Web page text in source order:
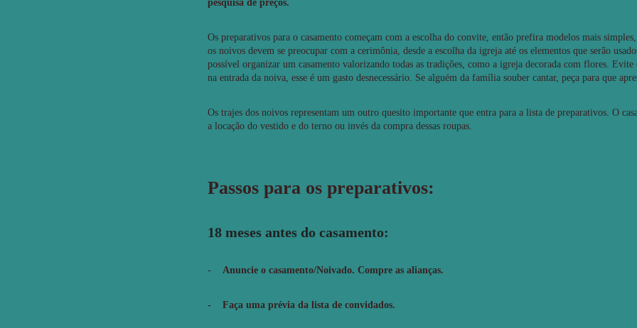
pesquisa de preços.
Os preparativos para o casamento começam com a escolha do convite, então prefira modelos mais
os noivos devem se preocupar com a cerimônia, desde a escolha da igreja até os elementos que serão
possível organizar um casamento valorizando todas as tradições, como a igreja decorada com flores. Evite
na entrada da noiva, esse é um gasto desnecessário. Se alguém da família souber cantar, peça para que
Os trajes dos noivos representam um outro quesito importante que entra para a lista de preparativos. O
a locação do vestido e do terno ou invés da compra dessas roupas.
Passos para os preparativos:
18 meses antes do casamento:
- Anuncie o casamento/Noivado. Compre as alianças.
- Faça uma prévia da lista de convidados.